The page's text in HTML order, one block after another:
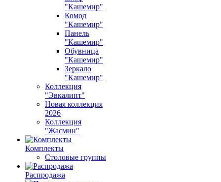
"Кашемир"
Комод
"Кашемир"
Панель
"Кашемир"
Обувница
"Кашемир"
Зеркало
"Кашемир"
Коллекция
"Эвкалипт"
Новая коллекция
2026
Коллекция
"Жасмин"
Комплекты
Столовые группы
Распродажа